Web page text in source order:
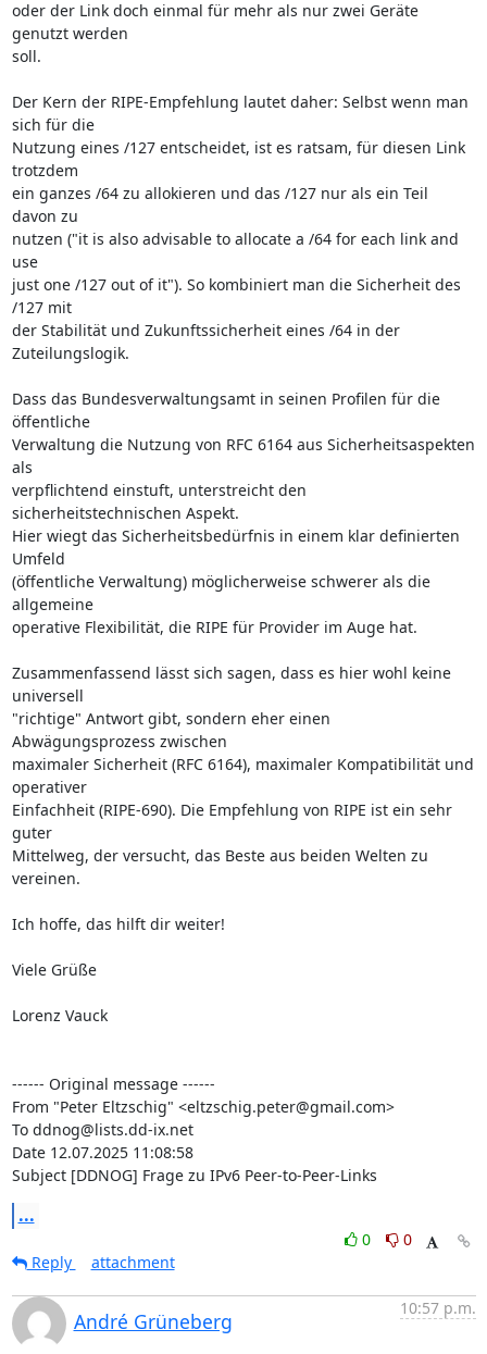
oder der Link doch einmal für mehr als nur zwei Geräte
genutzt werden
soll.
Der Kern der RIPE-Empfehlung lautet daher: Selbst wenn man
sich für die
Nutzung eines /127 entscheidet, ist es ratsam, für diesen Link
trotzdem
ein ganzes /64 zu allokieren und das /127 nur als ein Teil
davon zu
nutzen ("it is also advisable to allocate a /64 for each link and
use
just one /127 out of it"). So kombiniert man die Sicherheit des
/127 mit
der Stabilität und Zukunftssicherheit eines /64 in der
Zuteilungslogik.
Dass das Bundesverwaltungsamt in seinen Profilen für die
öffentliche
Verwaltung die Nutzung von RFC 6164 aus Sicherheitsaspekten
als
verpflichtend einstuft, unterstreicht den
sicherheitstechnischen Aspekt.
Hier wiegt das Sicherheitsbedürfnis in einem klar definierten
Umfeld
(öffentliche Verwaltung) möglicherweise schwerer als die
allgemeine
operative Flexibilität, die RIPE für Provider im Auge hat.
Zusammenfassend lässt sich sagen, dass es hier wohl keine
universell
"richtige" Antwort gibt, sondern eher einen
Abwägungsprozess zwischen
maximaler Sicherheit (RFC 6164), maximaler Kompatibilität und
operativer
Einfachheit (RIPE-690). Die Empfehlung von RIPE ist ein sehr
guter
Mittelweg, der versucht, das Beste aus beiden Welten zu
vereinen.
Ich hoffe, das hilft dir weiter!
Viele Grüße
Lorenz Vauck
------ Original message ------
From "Peter Eltzschig" <eltzschig.peter@gmail.com>
To ddnog@lists.dd-ix.net
Date 12.07.2025 11:08:58
Subject [DDNOG] Frage zu IPv6 Peer-to-Peer-Links
...
0
0
Reply
attachment
André Grüneberg
10:57 p.m.